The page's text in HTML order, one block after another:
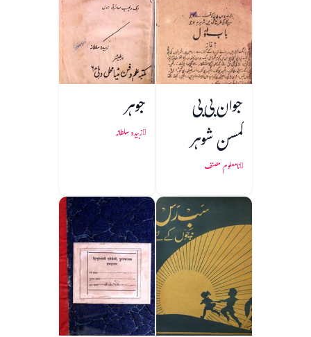
جوان بی بی
کمسن شوہر
نامعلوم مصنف
جوہر
زبیدہ سلطانہ